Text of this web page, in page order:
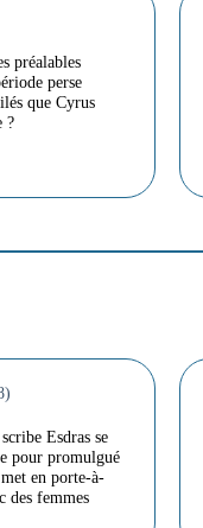
préalables
perse
que Cyrus
?
Esdras se
pour promulgué
en porte-à-
des femmes